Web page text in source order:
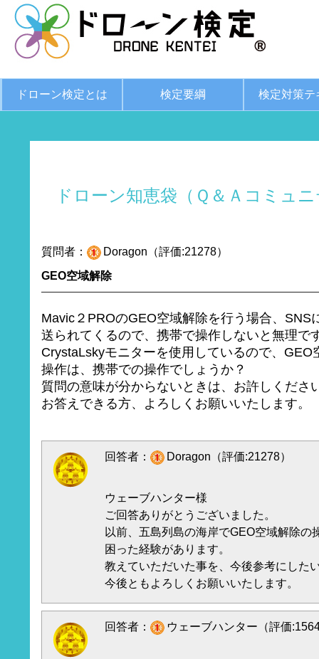
ドローン検定とは 検定要綱 検定対策テ
ドローン知恵袋（Ｑ＆Ａコミュ
質問者：
Doragon（評価:21278）
GEO空域解除
Mavic２PROのGEO空域解除を行う場合、SNS
送られてくるので、携帯で操作しないと無理で
CrystaLskyモニターを使用しているので、GEO
操作は、携帯での操作でしょうか？
質問の意味が分からないときは、お許しくださ
お答えできる方、よろしくお願いいたします。
回答者： Doragon（評価:21278）
ウェーブハンター様
ご回答ありがとうございました。
以前、五島列島の海岸でGEO空域解除の
困った経験があります。
教えていただいた事を、今後参考にした
今後ともよろしくお願いいたします。
回答者： ウェーブハンター（評価